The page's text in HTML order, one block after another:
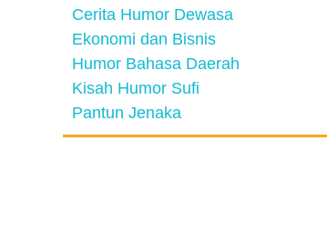
Cerita Humor Dewasa
Ekonomi dan Bisnis
Humor Bahasa Daerah
Kisah Humor Sufi
Pantun Jenaka